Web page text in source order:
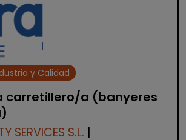
y Calidad
carretillero/a (banyeres
SERVICES S.L. |